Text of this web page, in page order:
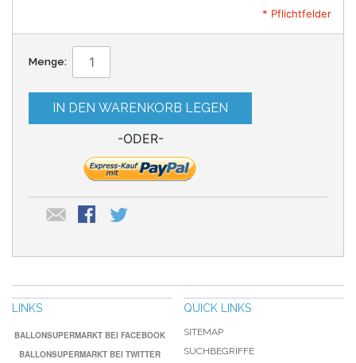
* Pflichtfelder
Menge:
IN DEN WARENKORB LEGEN
-ODER-
LINKS
BALLONSUPERMARKT BEI FACEBOOK
BALLONSUPERMARKT BEI TWITTER
QUICK LINKS
SITEMAP
SUCHBEGRIFFE